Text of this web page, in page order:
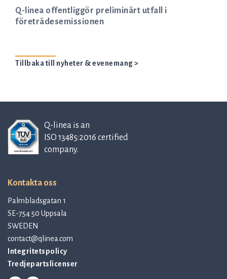
Q-linea offentliggör preliminärt utfall i
företrädesemissionen
Tillbaka till nyheter & evenemang >
Q-linea is an
ISO 13485:2016 certified
company.
Kontakta oss
Palmbladsgatan 1
SE-754 50 Uppsala
SWEDEN
contact@qlinea.com
Integritetspolicy
Tredjepartslicenser